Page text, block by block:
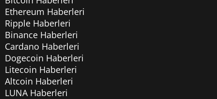
Ethereum Haberleri
Ripple Haberleri
Binance Haberleri
Cardano Haberleri
Dogecoin Haberleri
Litecoin Haberleri
Altcoin Haberleri
LUNA Haberleri